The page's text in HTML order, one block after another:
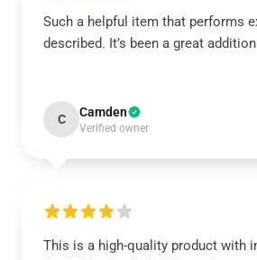
Such a helpful item that performs
described. It’s been a great
C Camden
Verified owner
This is a high-quality product with